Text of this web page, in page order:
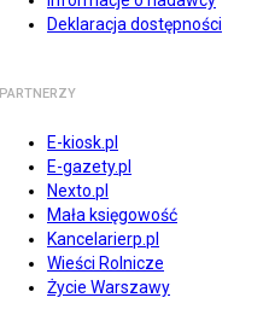
Deklaracja dostępności
PARTNERZY
E-kiosk.pl
E-gazety.pl
Nexto.pl
Mała księgowość
Kancelarierp.pl
Wieści Rolnicze
Życie Warszawy